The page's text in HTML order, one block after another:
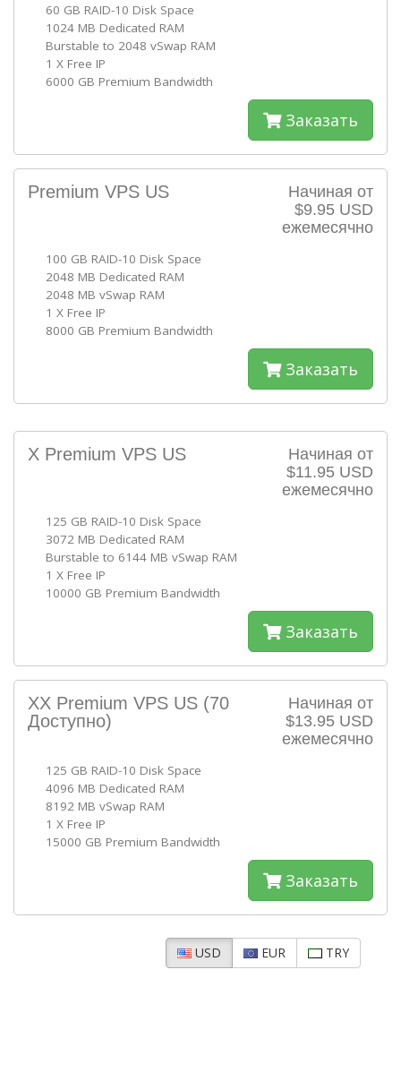
60 GB RAID-10 Disk Space
1024 MB Dedicated RAM
Burstable to 2048 vSwap RAM
1 X Free IP
6000 GB Premium Bandwidth
Заказать
Начиная от
$9.95 USD
ежемесячно
Premium VPS US
100 GB RAID-10 Disk Space
2048 MB Dedicated RAM
2048 MB vSwap RAM
1 X Free IP
8000 GB Premium Bandwidth
Заказать
Начиная от
$11.95 USD
ежемесячно
X Premium VPS US
125 GB RAID-10 Disk Space
3072 MB Dedicated RAM
Burstable to 6144 MB vSwap RAM
1 X Free IP
10000 GB Premium Bandwidth
Заказать
Начиная от
$13.95 USD
ежемесячно
XX Premium VPS US (70
Доступно)
125 GB RAID-10 Disk Space
4096 MB Dedicated RAM
8192 MB vSwap RAM
1 X Free IP
15000 GB Premium Bandwidth
Заказать
USD EUR TRY